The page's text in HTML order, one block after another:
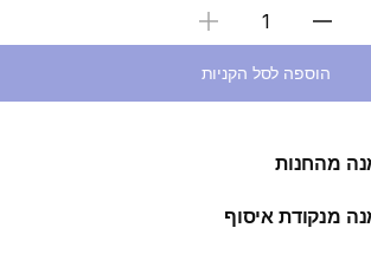
בחירת כמות
הוספה לסל הקניות
מהחנות
מנקודת איסוף